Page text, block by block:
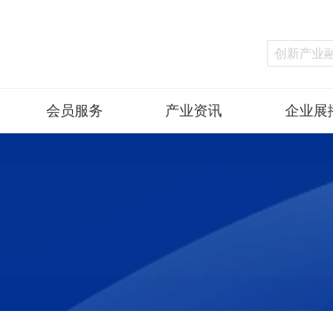
会员服务
会员新闻
产业资讯
资讯头条
企业展